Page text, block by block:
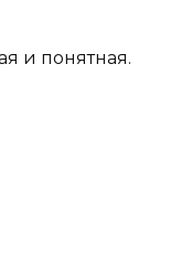
и понятная.